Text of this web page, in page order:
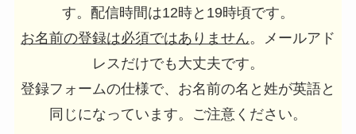
す。配信時間は12時と19時頃です。
お名前の登録は必須ではありません。メールアド
レスだけでも大丈夫です。
登録フォームの仕様で、お名前の名と姓が英語と
同じになっています。ご注意ください。